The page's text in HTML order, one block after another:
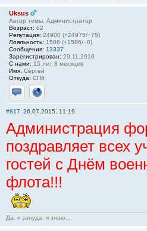
Uksus
Автор темы, Администратор
Возраст: 62
Репутация: 24900 (+24975/−75)
Лояльность: 1586 (+1586/−0)
Сообщения: 13337
Зарегистрирован: 20.11.2010
С нами: 15 лет 8 месяцев
Имя: Сергей
Откуда: СПб
Отправить личное сообщение
Сайт
#817 26.07.2015, 11:19
Администрация
поздравляет всех
гостей с Днём
флота!!!
Да, я зануда, я знаю...